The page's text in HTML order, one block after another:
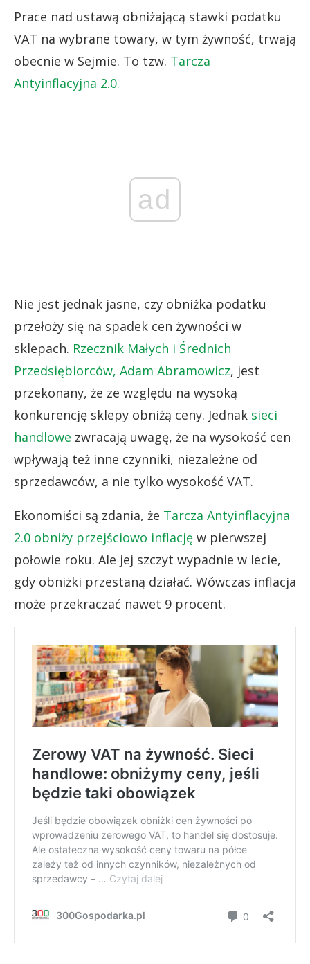
Prace nad ustawą obniżającą stawki podatku
VAT na wybrane towary, w tym żywność, trwają
obecnie w Sejmie. To tzw. Tarcza
Antyinflacyjna 2.0.
ad
Nie jest jednak jasne, czy obniżka podatku
przełoży się na spadek cen żywności w
sklepach. Rzecznik Małych i Średnich
Przedsiębiorców, Adam Abramowicz, jest
przekonany, że ze względu na wysoką
konkurencję sklepy obniżą ceny. Jednak sieci
handlowe zwracają uwagę, że na wysokość cen
wpływają też inne czynniki, niezależne od
sprzedawców, a nie tylko wysokość VAT.
Ekonomiści są zdania, że Tarcza Antyinflacyjna
2.0 obniży przejściowo inflację w pierwszej
połowie roku. Ale jej szczyt wypadnie w lecie,
gdy obniżki przestaną działać. Wówczas inflacja
może przekraczać nawet 9 procent.